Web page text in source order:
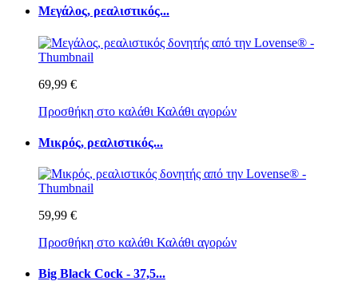
Μεγάλος, ρεαλιστικός...
69,99 €
Προσθήκη στο καλάθι Καλάθι αγορών
Μικρός, ρεαλιστικός...
59,99 €
Προσθήκη στο καλάθι Καλάθι αγορών
Big Black Cock - 37,5...